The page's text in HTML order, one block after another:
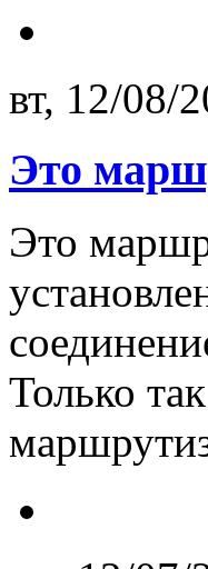
вт, 12/08/
Это
Это
Только